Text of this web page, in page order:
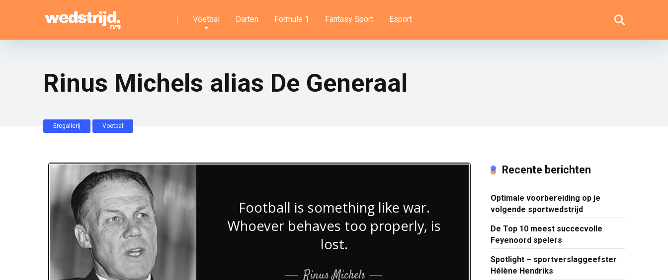
Voetbal Darten Formule 1 Fantasy Sport Esport
Rinus Michels alias De Generaal
Eregallerij Voetbal
Recente berichten
Optimale voorbereiding op je
volgende sportwedstrijd
De Top 10 meest succecvolle
Feyenoord spelers
Spotlight – sportverslaggeefster
Hélène Hendriks